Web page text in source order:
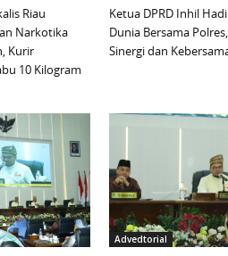
Riau
Narkotika
Kurir
10 Kilogram
Ketua DPRD Inhil
Dunia Bersama
Sinergi dan
Advedtorial